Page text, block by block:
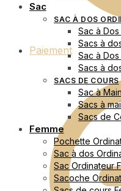
Paiement
Sac
SAC À DOS
Sac à
Sacs à
Sac à
Sacs à
SACS DE COURS
Sac à
Sacs à
Sacs de
Femme
Pochette
Sac à dos
Sac Ordinateur
Sacoche